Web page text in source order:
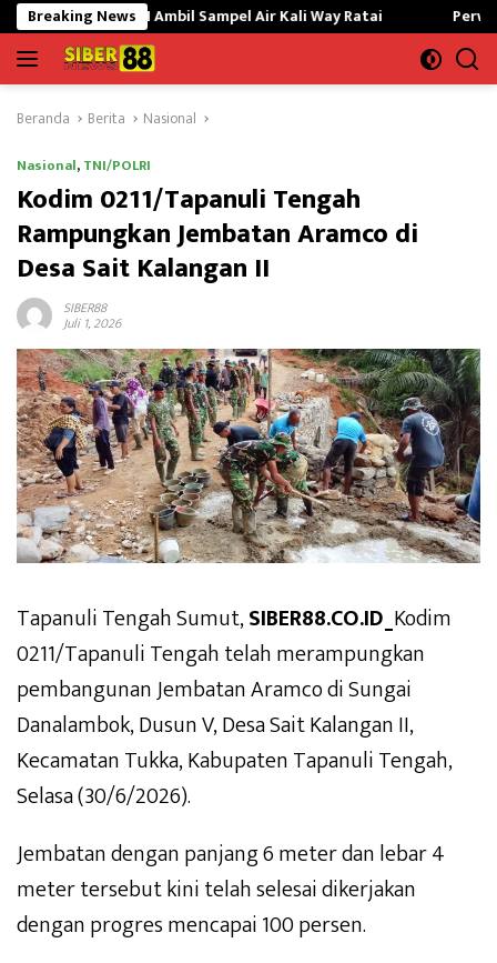
Langsung
ke
konten
Breaking News
Ambil Sampel Air Kali Way Ratai Perwira Kilang
Beranda Berita Nasional
Nasional,TNI/POLRI
Kodim 0211/Tapanuli Tengah
Rampungkan Jembatan Aramco di
Desa Sait Kalangan II
SIBER88
Juli 1, 2026
Tapanuli Tengah Sumut,SIBER88.CO.ID_Kodim
0211/Tapanuli Tengah telah merampungkan
pembangunan Jembatan Aramco di Sungai
Danalambok, Dusun V, Desa Sait Kalangan II,
Kecamatan Tukka, Kabupaten Tapanuli Tengah,
Selasa (30/6/2026).
Jembatan dengan panjang 6 meter dan lebar 4
meter tersebut kini telah selesai dikerjakan
dengan progres mencapai 100 persen.